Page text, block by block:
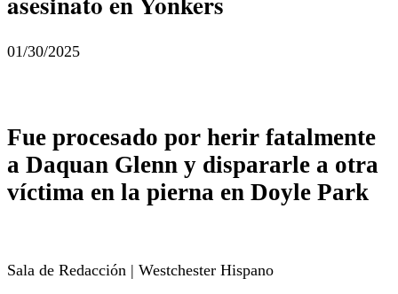
01/30/2025
Fue procesado por herir fatalmente
a Daquan Glenn y dispararle a otra
víctima en la pierna en Doyle Park
Sala de Redacción | Westchester Hispano